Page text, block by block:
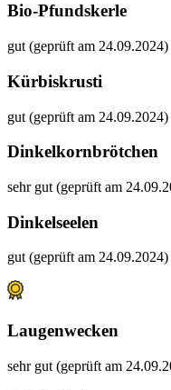
Bio-Pfundskerle
gut (geprüft am 24.09.2024)
Kürbiskrusti
gut (geprüft am 24.09.2024)
Dinkelkornbrötchen
sehr gut (geprüft am
Dinkelseelen
gut (geprüft am 24.09.2024)
Laugenwecken
sehr gut (geprüft am